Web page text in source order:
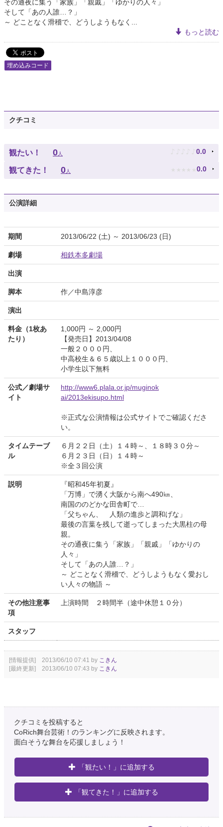
その通夜に集う「家族」「親戚」「ゆかりの人々」
そして「あの人誰…？」
～ どことなく滑稽で、どうしようもなく...
もっと読む
埋め込みコード
クチコミ
観たい！ 0人 ♪ ♪ ♪ ♪ ♪ 0.0
観てきた！ 0人 ★ ★ ★ ★ ★ 0.0
公演詳細
期間 2013/06/22 (土) ～ 2013/06/23 (日)
劇場 相鉄本多劇場
出演
脚本 作／中島淳彦
演出
料金（1枚あ
たり）
1,000円 ～ 2,000円
【発売日】2013/04/08
一般２０００円、
中高校生＆６５歳以上１０００円、
小学生以下無料
公式／劇場サ
イト
http://www6.plala.or.jp/muginok
ai/2013ekisupo.html
※正式な公演情報は公式サイトでご確認くださ
い。
タイムテーブ
ル
６月２２日（土）１４時～、１８時３０分～
６月２３日（日）１４時～
※全３回公演
説明
『昭和45年初夏』
「万博」で湧く大阪から南へ490㎞、
南国ののどかな田舎町で…
「父ちゃん、 人類の進歩と調和げな」
最後の言葉を残して逝ってしまった大黒柱の母
親。
その通夜に集う「家族」「親戚」「ゆかりの
人々」
そして「あの人誰…？」
～ どことなく滑稽で、どうしようもなく愛おし
い人々の物語 ～
その他注意事
項
上演時間 ２時間半（途中休憩１０分）
スタッフ
[情報提供] 2013/06/10 07:41 by こきん
[最終更新] 2013/06/10 07:43 by こきん
クチコミを投稿すると
CoRich舞台芸術！のランキングに反映されます。
面白そうな舞台を応援しましょう！
「観たい！」に追加する
「観てきた！」に追加する